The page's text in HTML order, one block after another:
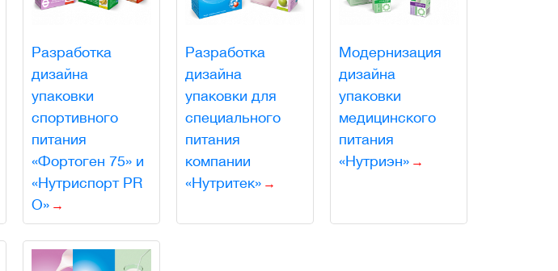
Разработка
дизайна
упаковки
спортивного
питания
«Фортоген 75» и
«Нутриспорт PR
O»
Разработка
дизайна
упаковки для
специального
питания
компании
«Нутритек»
Модернизация
дизайна
упаковки
медицинского
питания
«Нутриэн»